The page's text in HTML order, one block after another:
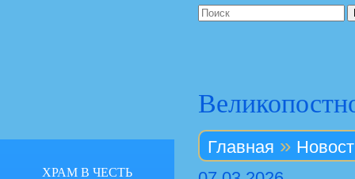
Главная »
ХРАМ В ЧЕСТЬ